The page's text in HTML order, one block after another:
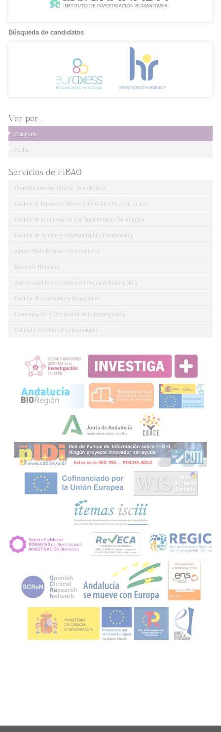
Búsqueda de candidatos
Ver por...
Categoría
Fecha
Servicios de FIBAO
Consulta nuestras Ofertas Tecnológicas
Gestión de Ensayos Clínicos y Estudios Observacionales
Gestión de la Innovación y la Transferencia Tecnológica
Gestión de Ayudas y Oportunidad de Financiación
Apoyo Metodológico y/o Estadístico
Recursos Humanos
Asesoramiento y Gestión Económica-Administrativa
Gestión de Convenios y Donaciones
Comunicación y Promoción de la Investigación
Calidad y Gestión del conocimiento